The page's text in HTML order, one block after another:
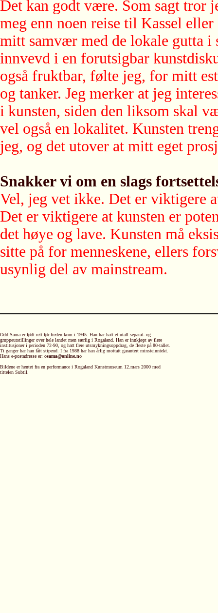
Det kan godt være. Som sagt tror
meg enn noen reise til Kassel
mitt samvær med de lokale gutta i
innvevd i en forutsigbar
også fruktbar, følte jeg, for mitt
og tanker. Jeg merker at jeg
i kunsten, siden den liksom skal
vel også en lokalitet. Kunsten
jeg, og det utover at mitt eget
Snakker vi om en slags
Vel, jeg vet ikke. Det er viktigere
Det er viktigere at kunsten er
det høye og lave. Kunsten må
sitte på for menneskene, ellers
usynlig del av mainstream.
Odd Sama er født rett før freden kom i 1945. Han har hatt et utall separat- og
gruppeutstillinger over hele landet men særlig i Rogaland. Han er innkjøpt av flere
institusjoner i perioden 72-90, og hatt flere utsmykningsoppdrag, de fleste på 80-tallet.
Ti ganger har han fått stipend. I fra 1988 har han årlig mottatt garantert minsteinntekt.
Hans e-postadresse er: osama@online.no
Bildene er hentet fra en performance i Rogaland Kunstmuseum 12.mars 2000 med
tittelen Subtil.